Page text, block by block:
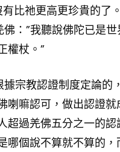
比祂更高更珍貴的了
：”我聽說佛陀已是
權杖。”
據宗教認證制度定論
喇嘛認可，做出認證
超過羌佛五分之一的
個說不算就不算的，